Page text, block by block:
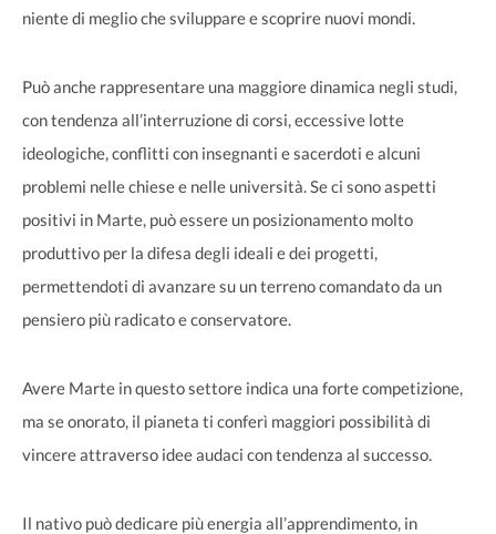
niente di meglio che sviluppare e scoprire nuovi mondi.
Può anche rappresentare una maggiore dinamica negli studi,
con tendenza all’interruzione di corsi, eccessive lotte
ideologiche, conflitti con insegnanti e sacerdoti e alcuni
problemi nelle chiese e nelle università. Se ci sono aspetti
positivi in Marte, può essere un posizionamento molto
produttivo per la difesa degli ideali e dei progetti,
permettendoti di avanzare su un terreno comandato da un
pensiero più radicato e conservatore.
Avere Marte in questo settore indica una forte competizione,
ma se onorato, il pianeta ti conferì maggiori possibilità di
vincere attraverso idee audaci con tendenza al successo.
Il nativo può dedicare più energia all’apprendimento, in